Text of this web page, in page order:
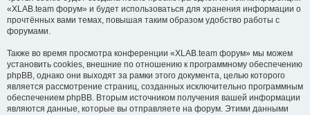
«XLAB.team форум» и будет использоваться для хранения информации о
прочтённых вами темах, повышая таким образом удобство работы с
форумами.
Также во время просмотра конференции «XLAB.team форум» мы можем
установить cookies, внешние по отношению к программному обеспечению
phpBB, однако они выходят за рамки этого документа, целью которого
является рассмотрение страниц, созданных исключительно программным
обеспечением phpBB. Вторым источником получения вашей информации
являются данные, которые вы отправляете на форум. Этими данными